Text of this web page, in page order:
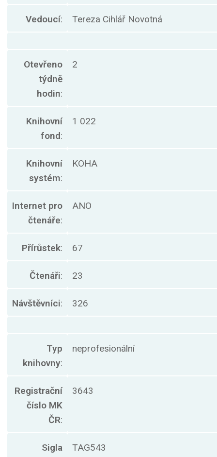
Vedoucí: Tereza Cihlář Novotná
Otevřeno
týdně
hodin:
2
Knihovní
fond:
1 022
Knihovní
systém:
KOHA
Internet pro
čtenáře:
ANO
Přírůstek: 67
Čtenáři: 23
Návštěvníci: 326
Typ
knihovny:
neprofesionální
Registrační
číslo MK
ČR:
3643
Sigla
TAG543